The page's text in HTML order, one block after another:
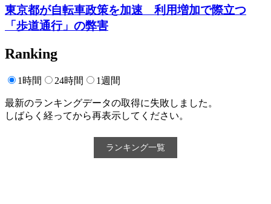
東京都が自転車政策を加速 利用増加で際立つ
「歩道通行」の弊害
Ranking
1時間 24時間 1週間
最新のランキングデータの取得に失敗しました。
しばらく経ってから再表示してください。
ランキング一覧